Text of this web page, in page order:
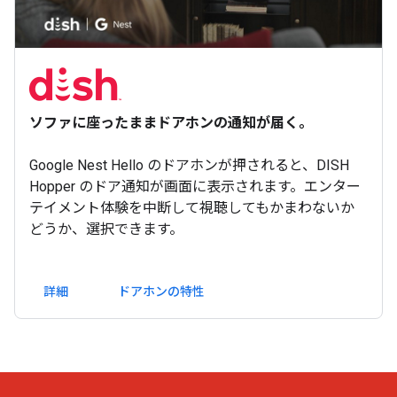
ソファに座ったままドアホンの通知が届く。
Google Nest Hello のドアホンが押されると、DISH
Hopper のドア通知が画面に表示されます。エンター
テイメント体験を中断して視聴してもかまわないか
どうか、選択できます。
詳細 ドアホンの特性